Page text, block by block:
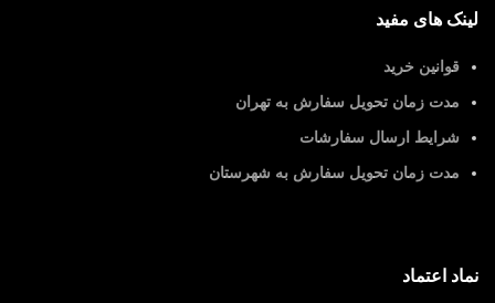
لینک های مفید
قوانین خرید
مدت زمان تحویل سفارش به تهران
شرایط ارسال سفارشات
مدت زمان تحویل سفارش به شهرستان
نماد اعتماد